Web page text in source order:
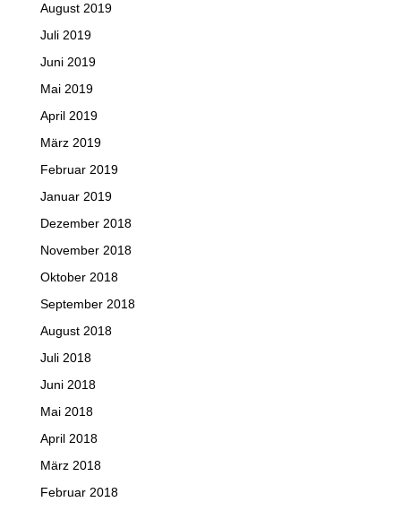
August 2019
Juli 2019
Juni 2019
Mai 2019
April 2019
März 2019
Februar 2019
Januar 2019
Dezember 2018
November 2018
Oktober 2018
September 2018
August 2018
Juli 2018
Juni 2018
Mai 2018
April 2018
März 2018
Februar 2018